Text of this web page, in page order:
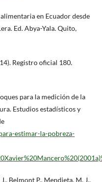
en Ecuador desde
Ed. Abya-Yala. Quito,
Registro oficial 180.
para la medición de la
Estudios estadísticos y
estimar-la-pobreza-
Belmont P., Mendieta, M. J.,